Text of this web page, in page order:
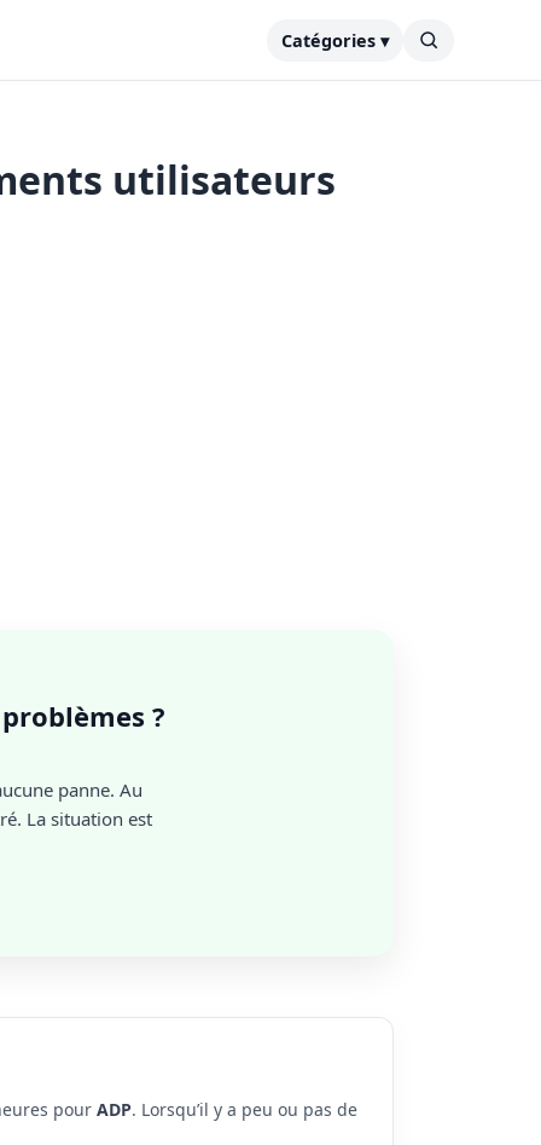
Catégories ▾
utilisateurs
?
panne. Au
La situation est
pour ADP. Lorsqu’il y a peu ou pas de